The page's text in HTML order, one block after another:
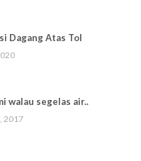
Dagang Atas Tol
walau segelas air..
2017